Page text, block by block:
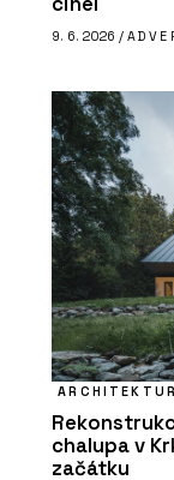
9. 6. 2026 /
chalupa v
začátku